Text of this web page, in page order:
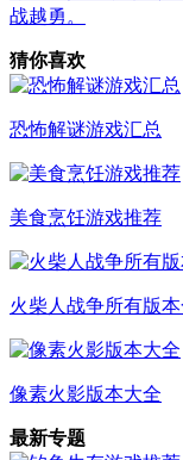
战越勇。
猜你喜欢
恐怖解谜游戏汇总
美食烹饪游戏推荐
火柴人战争所有版
像素火影版本大全
最新专题